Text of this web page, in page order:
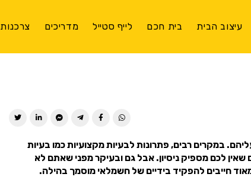
עיצוב הבית בית חכם לייף סטייל מדריכים צרכנות
במקרים רבים, פתרונות לבעיות מקצועיות כמו בעיות
לכם מספיק ניסיון. אבל גם ובעיקר מפני שאתם לא
חייבים להפקיד בידיים של חשמלאי מוסמך בהילה.